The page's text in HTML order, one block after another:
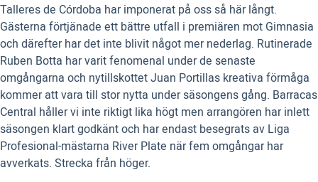
Talleres de Córdoba har imponerat på oss så här långt.
Gästerna förtjänade ett bättre utfall i premiären mot Gimnasia
och därefter har det inte blivit något mer nederlag. Rutinerade
Ruben Botta har varit fenomenal under de senaste
omgångarna och nytillskottet Juan Portillas kreativa förmåga
kommer att vara till stor nytta under säsongens gång. Barracas
Central håller vi inte riktigt lika högt men arrangören har inlett
säsongen klart godkänt och har endast besegrats av Liga
Profesional-mästarna River Plate när fem omgångar har
avverkats. Strecka från höger.